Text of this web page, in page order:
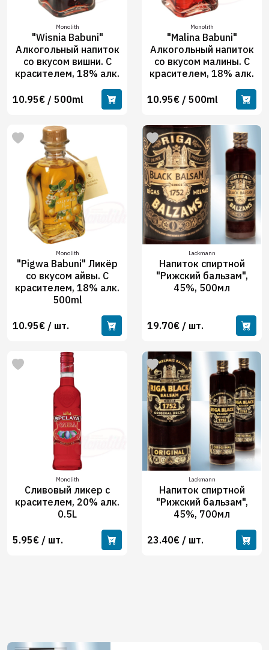
Monolith
"Wisnia Babuni"
Алкогольный напиток
со вкусом вишни. С
красителем, 18% алк.
10.95€ / 500ml
Monolith
"Malina Babuni"
Алкогольный напиток
со вкусом малины. С
красителем, 18% алк.
10.95€ / 500ml
Monolith
"Pigwa Babuni" Ликёр
со вкусом айвы. С
красителeм, 18% алк.
500ml
10.95€ / шт.
Lackmann
Напиток спиртной
"Рижский бальзам",
45%, 500мл
19.70€ / шт.
Monolith
Сливовый ликер с
красителем, 20% алк.
0.5L
5.95€ / шт.
Lackmann
Напиток спиртной
"Рижский бальзам",
45%, 700мл
23.40€ / шт.